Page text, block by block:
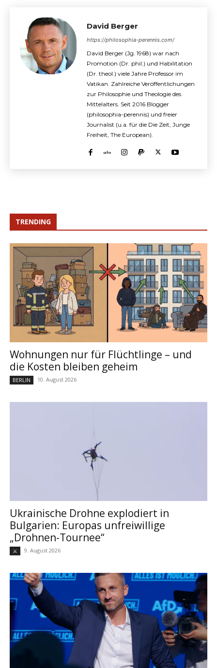
David Berger
https://philosophia-perennis.com/
David Berger (Jg. 1968) war nach
Promotion (Dr. phil.) und Habilitation
(Dr. theol.) viele Jahre Professor im
Vatikan. Zahlreiche Veröffentlichungen
zur Philosophie und Theologie des
Mittelalters. Seit 2016 Blogger
(philosophia-perennis) und freier
Journalist (u.a. für die Die Zeit, Junge
Freiheit, The European).
TRENDING
Wohnungen nur für Flüchtlinge – und
die Kosten bleiben geheim
BERLIN 10. August 2026
Ukrainische Drohne explodiert in
Bulgarien: Europas unfreiwillige
„Drohnen-Tournee“
⚔ 9. August 2026